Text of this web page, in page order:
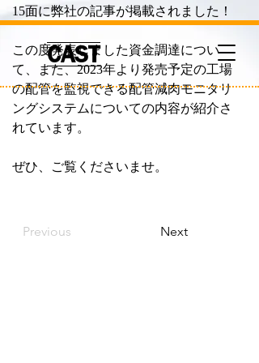
CAST
15面に弊社の記事が掲載されました！
この度発表しました資金調達につい
て、また、2023年より発売予定の工場
の配管を監視できる配管減肉モニタリ
ングシステムについての内容が紹介さ
れています。
ぜひ、ご覧くださいませ。
Previous Next